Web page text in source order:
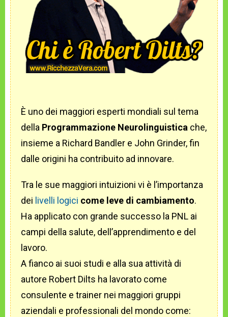
È uno dei maggiori esperti mondiali sul tema
della Programmazione Neurolinguistica che,
insieme a Richard Bandler e John Grinder, fin
dalle origini ha contribuito ad innovare.
Tra le sue maggiori intuizioni vi è l’importanza
dei livelli logici come leve di cambiamento.
Ha applicato con grande successo la PNL ai
campi della salute, dell’apprendimento e del
lavoro.
A fianco ai suoi studi e alla sua attività di
autore Robert Dilts ha lavorato come
consulente e trainer nei maggiori gruppi
aziendali e professionali del mondo come: